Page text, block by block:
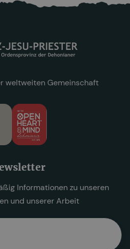
weltweiten Gemeinschaft
Informationen zu unseren
und unserer Arbeit